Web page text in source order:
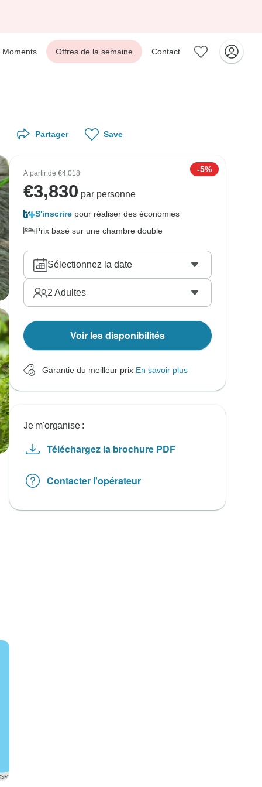
Moments Offres de la semaine Contact
Partager Save
À partir de€4,018 -5%
€3,830 par personne
S'inscrire pour réaliser des économies
Prix basé sur une chambre double
Sélectionnez la date
2 Adultes
Voir les disponibilités
Garantie du meilleur prix En savoir plus
Je m'organise :
Téléchargez la brochure PDF
Contacter l'opérateur